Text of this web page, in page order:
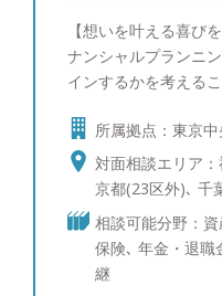
【想いを叶える喜び
ナンシャルプランニ
インするかを考える
にしていくか、ビジ
もとても楽しいこと
想いを叶えるための
ただくのが私の仕事
トライフ生命のMVP
会員（Court of the
資格会員（
所属拠点：東京
対面相談エリア
京都(23区外)､ 千
相談可能分野：
保険､ 年金・退職
継